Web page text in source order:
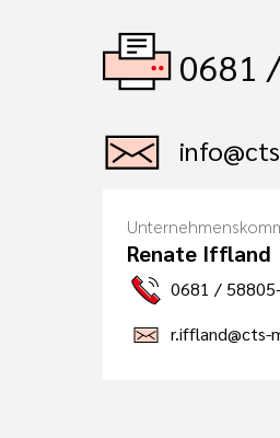
0681
Renate Iffland
0681 /
r.iffland@cts-